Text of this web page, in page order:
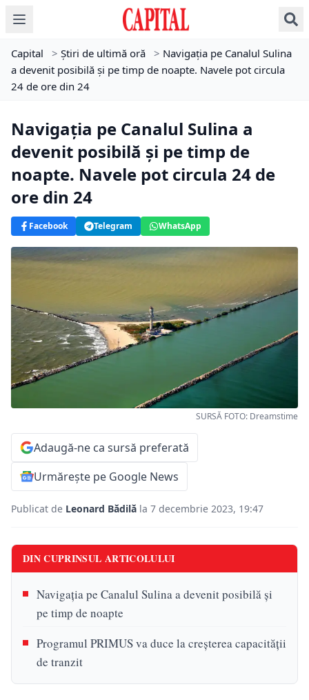
Capital > Știri de ultimă oră > Navigaţia pe Canalul Sulina
a devenit posibilă şi pe timp de noapte. Navele pot circula
24 de ore din 24
Navigaţia pe Canalul Sulina a
devenit posibilă şi pe timp de
noapte. Navele pot circula 24 de
ore din 24
Facebook Telegram WhatsApp
SURSĂ FOTO: Dreamstime
Adaugă-ne ca sursă preferată
Urmărește pe Google News
Publicat de Leonard Bădilă la 7 decembrie 2023, 19:47
DIN CUPRINSUL ARTICOLULUI
Navigaţia pe Canalul Sulina a devenit posibilă şi
pe timp de noapte
Programul PRIMUS va duce la creşterea capacităţii
de tranzit